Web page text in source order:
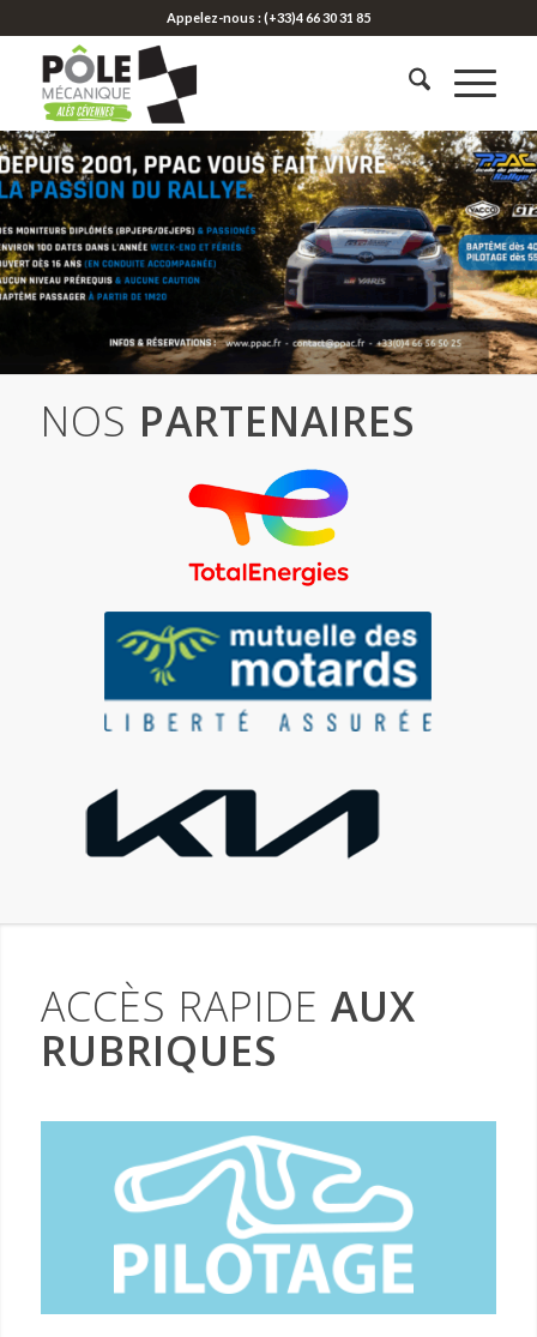
Appelez-nous : (+33)4 66 30 31 85
NOS PARTENAIRES
ACCÈS RAPIDE AUX
RUBRIQUES